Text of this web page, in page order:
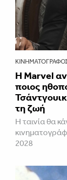
Η Marvel
ποιος
τη ζωή
Η ταινία θα
2028